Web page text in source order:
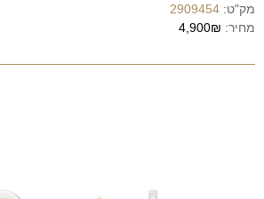
מק"ט: 2909454
מחיר: 4,900₪